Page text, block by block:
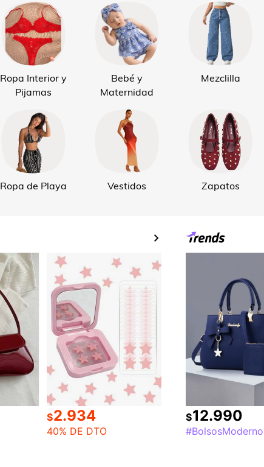
Ropa Interior y
Pijamas
Ropa de Playa
Bebé y
Maternidad
Vestidos
Mezclilla
Zapatos
$2.934
40% DE DTO
$12.990